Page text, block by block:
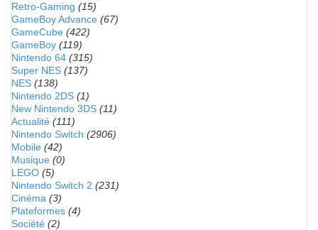
Retro-Gaming (15)
GameBoy Advance (67)
GameCube (422)
GameBoy (119)
Nintendo 64 (315)
Super NES (137)
NES (138)
Nintendo 2DS (1)
New Nintendo 3DS (11)
Actualité (111)
Nintendo Switch (2906)
Mobile (42)
Musique (0)
LEGO (5)
Nintendo Switch 2 (231)
Cinéma (3)
Plateformes (4)
Société (2)